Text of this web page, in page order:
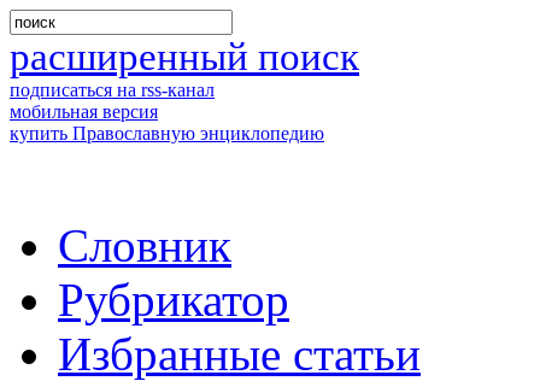
расширенный поиск
подписаться на rss-канал
мобильная версия
купить Православную энциклопедию
Словник
Рубрикатор
Избранные статьи